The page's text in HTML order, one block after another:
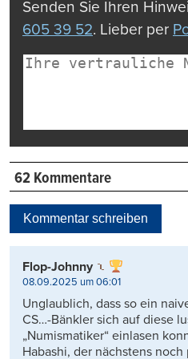
Senden Sie Ihren
605 39 52. Lieber per
62 Kommentare
Kommentar schreiben
Flop-Johnny
08.09.2025 um 06:01
Unglaublich, dass so ein
CS…-Bänkler sich auf diese
„Numismatiker“ einlasen
Habashi, der nächstens